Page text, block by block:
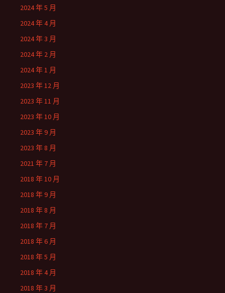
2024 年 5 月
2024 年 4 月
2024 年 3 月
2024 年 2 月
2024 年 1 月
2023 年 12 月
2023 年 11 月
2023 年 10 月
2023 年 9 月
2023 年 8 月
2021 年 7 月
2018 年 10 月
2018 年 9 月
2018 年 8 月
2018 年 7 月
2018 年 6 月
2018 年 5 月
2018 年 4 月
2018 年 3 月